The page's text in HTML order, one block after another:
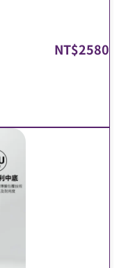
NT$2580